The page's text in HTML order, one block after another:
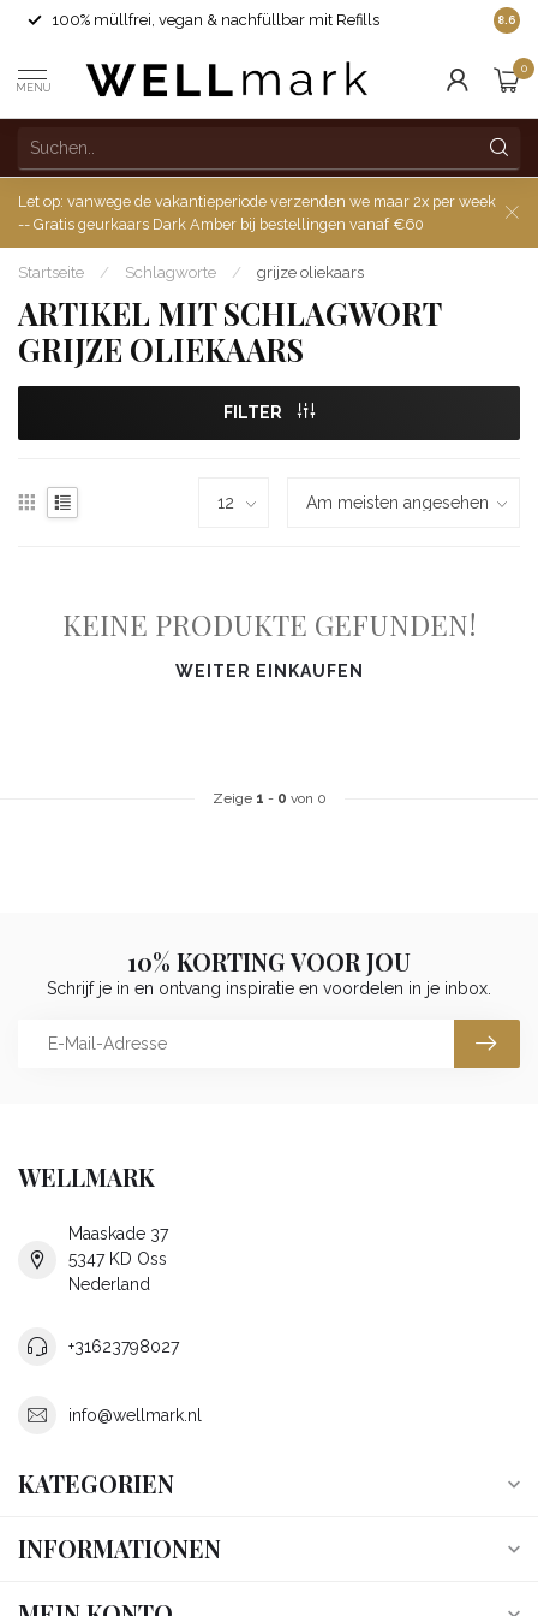
100% müllfrei, vegan & nachfüllbar mit Refills 8.6
MENU
0
Let op: vanwege de vakantieperiode verzenden we maar 2x per week
-- Gratis geurkaars Dark Amber bij bestellingen vanaf €60
Startseite / Schlagworte / grijze oliekaars
ARTIKEL MIT SCHLAGWORT
GRIJZE OLIEKAARS
FILTER
KEINE PRODUKTE GEFUNDEN!
WEITER EINKAUFEN
Zeige 1 - 0 von 0
10% KORTING VOOR JOU
Schrijf je in en ontvang inspiratie en voordelen in je inbox.
WELLMARK
Maaskade 37
5347 KD Oss
Nederland
+31623798027
info@wellmark.nl
KATEGORIEN
INFORMATIONEN